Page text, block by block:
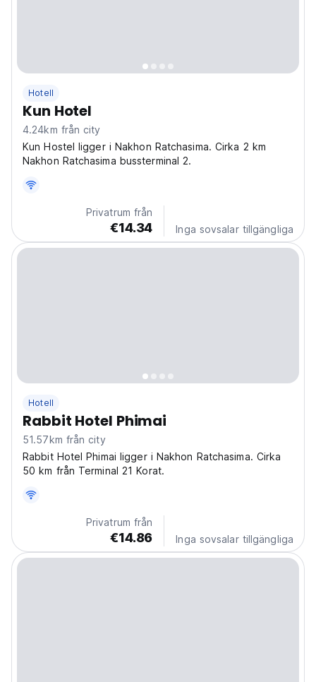
Hotell
Kun Hotel
4.24km från city
Kun Hostel ligger i Nakhon Ratchasima. Cirka 2 km
Nakhon Ratchasima bussterminal 2.
Privatrum från
€14.34 Inga sovsalar tillgängliga
Hotell
Rabbit Hotel Phimai
51.57km från city
Rabbit Hotel Phimai ligger i Nakhon Ratchasima. Cirka
50 km från Terminal 21 Korat.
Privatrum från
€14.86 Inga sovsalar tillgängliga